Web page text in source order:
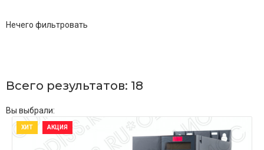
Нечего фильтровать
Всего результатов: 18
Вы выбрали:
ХИТ АКЦИЯ